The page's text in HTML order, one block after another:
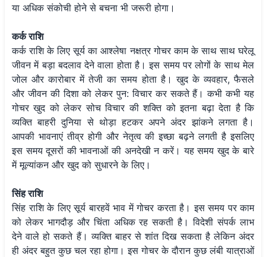
या अधिक संकोची होने से बचना भी जरूरी होगा।
कर्क राशि
कर्क राशि के लिए सूर्य का आश्लेषा नक्षत्र गोचर काम के साथ साथ घरेलू
जीवन में बड़ा बदलाव देने वाला होता है। इस समय पर लोगों के साथ मेल
जोल और कारोबार में तेजी का समय होता है। खुद के व्यवहार, फैसले
और जीवन की दिशा को लेकर पुन: विचार कर सकते हैं। कभी कभी यह
गोचर खुद को लेकर सोच विचार की शक्ति को इतना बढ़ा देता है कि
व्यक्ति बाहरी दुनिया से थोड़ा हटकर अपने अंदर झांकने लगता है।
आपकी भावनाएं तीव्र होगी और नेतृत्व की इच्छा बढ़ने लगती है इसलिए
इस समय दूसरों की भावनाओं की अनदेखी न करें। यह समय खुद के बारे
में मूल्यांकन और खुद को सुधारने के लिए।
सिंह राशि
सिंह राशि के लिए सूर्य बारहवें भाव में गोचर करता है। इस समय पर काम
को लेकर भागदौड़ और चिंता अधिक रह सकती है। विदेशी संपर्क लाभ
देने वाले हो सकते हैं। व्यक्ति बाहर से शांत दिख सकता है लेकिन अंदर
ही अंदर बहुत कुछ चल रहा होगा। इस गोचर के दौरान कुछ लंबी यात्राओं